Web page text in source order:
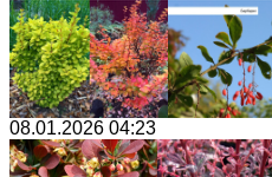
08.01.2026 04:23